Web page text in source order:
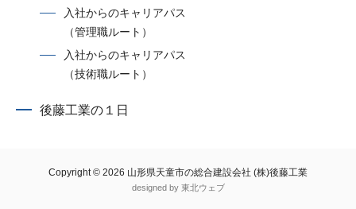
入社からのキャリアパス
（管理職ルート）
入社からのキャリアパス
（技術職ルート）
後藤工業の１日
Copyright © 2026 山形県天童市の総合建設会社 (株)後藤工業
designed by 東北ウェブ